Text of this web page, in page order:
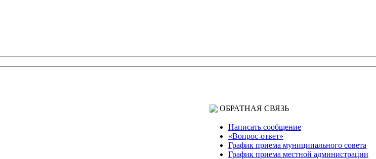
ОБРАТНАЯ СВЯЗЬ
Написать сообщение
«Вопрос-ответ»
График приема муниципального совета
График приема местной администрации